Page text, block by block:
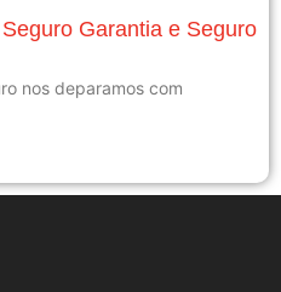
Garantia e Seguro
nos deparamos com